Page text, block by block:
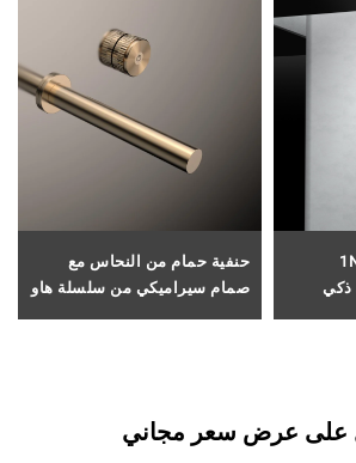
سلسلة نويا 1NY500700
ذكي
حنفية حمام من النحاس مع
صمام سيراميكي من سلسلة هاو
على عرض سعر مجاني